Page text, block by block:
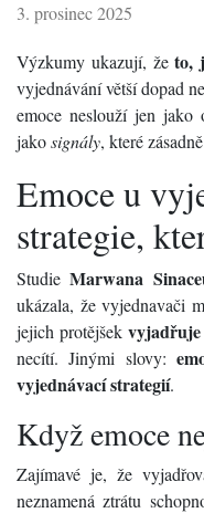
3. prosinec 2025
Výzkumy ukazují, žeto,
vyjednávání větší dopad
emoce neslouží jen jako
jakosignály, které
Emoce u
strategie,
StudieMarwana
ukázala, že vyjednavači
jejich protějšek vyjadřuje
necítí. Jinými slovy:
vyjednávací strategií.
Když emoce
Zajímavé je, že
neznamená ztrátu